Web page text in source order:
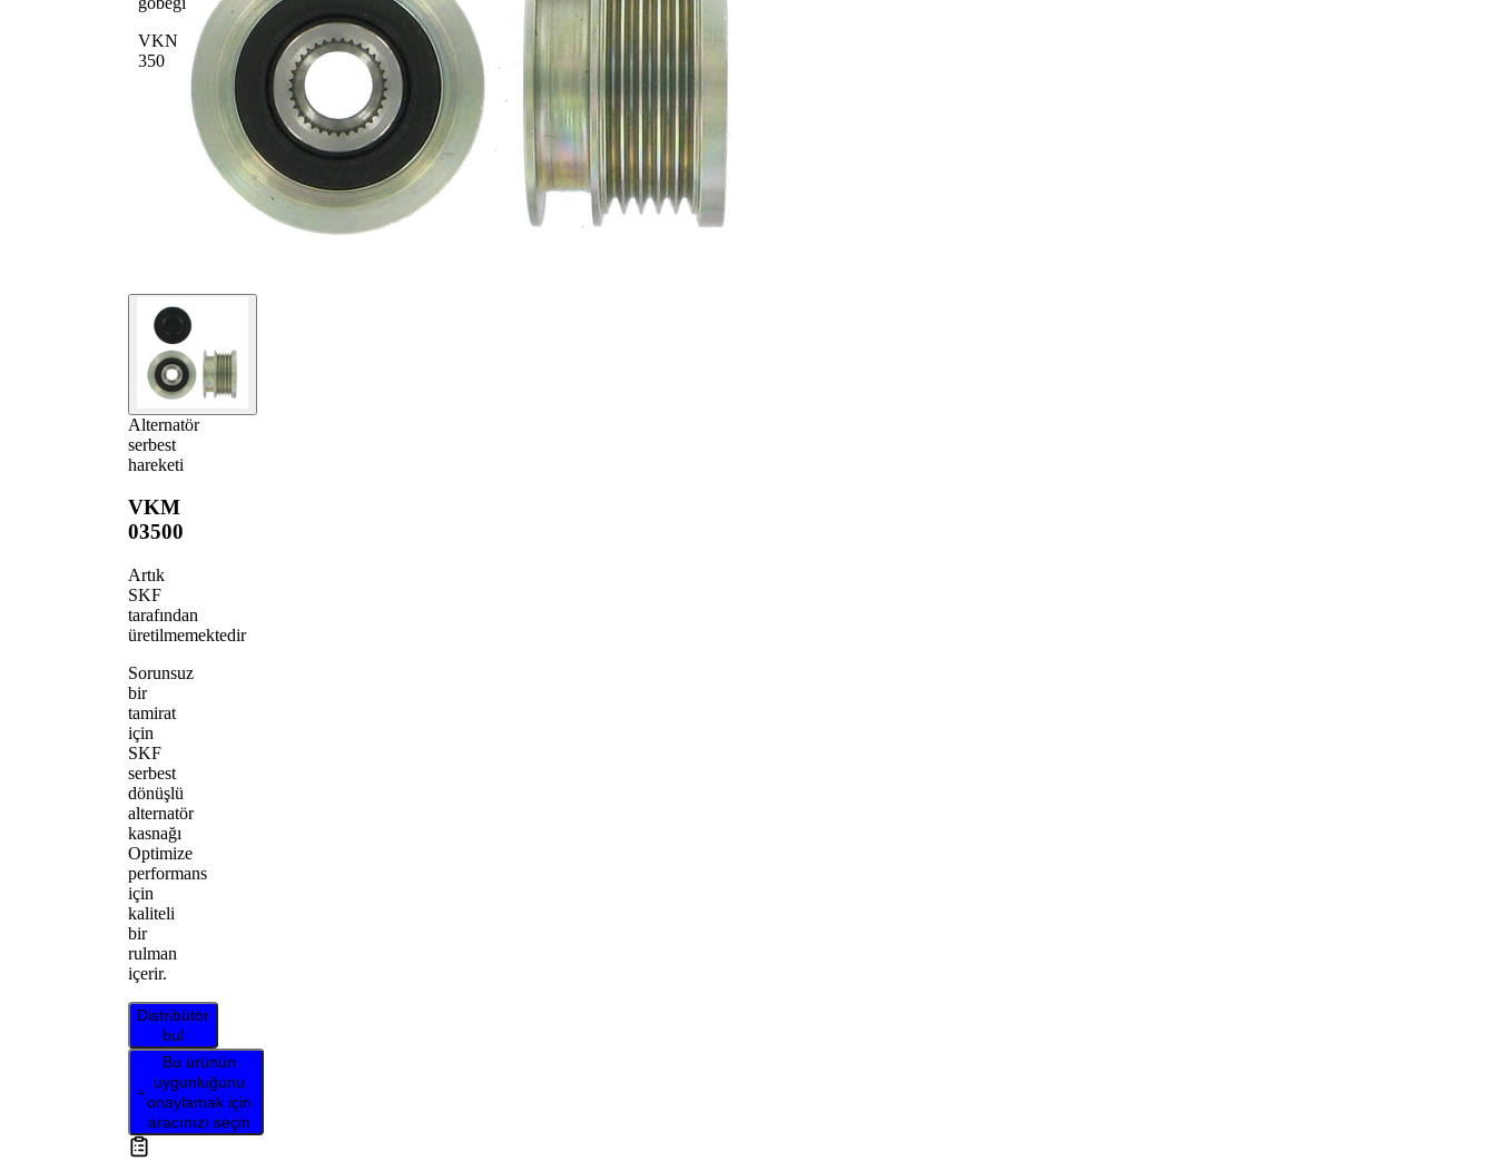
Alternatör
serbest
hareketi
VKM
03500
Artık
SKF
tarafından
üretilmemektedir
Sorunsuz
bir
tamirat
için
SKF
serbest
dönüşlü
alternatör
kasnağı
Optimize
performans
için
kaliteli
bir
rulman
içerir.
Distribütör
bul
Bu ürünün
uygunluğunu
onaylamak için
aracınızı seçin
VKN
350